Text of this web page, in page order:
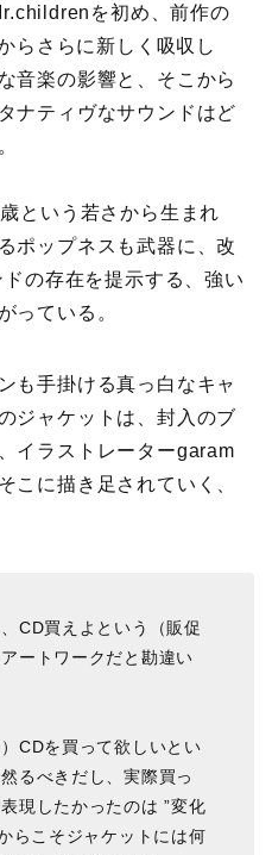
を初め、前作の
らさらに新しく吸収し
音楽の影響と、そこから
ナティヴなサウンドはど
という若さから生まれ
ポップネスも武器に、改
の存在を提示する、強い
っている。
も手掛ける真っ白なキャ
ジャケットは、封入のブ
イラストレーターgaram
こに描き足されていく、
CD買えよという（販促
ートワークだと勘違い
CDを買って欲しいとい
るべきだし、実際買っ
現したかったのは ”変化
らこそジャケットには何